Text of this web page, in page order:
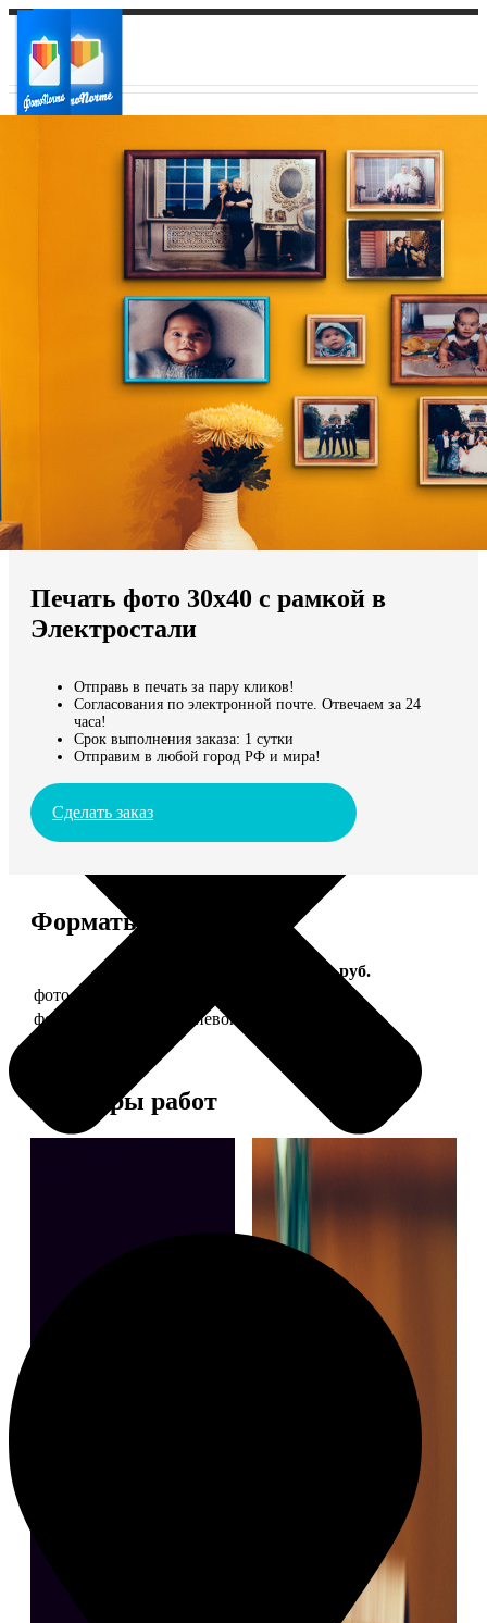
Ваш регион доставки
Выберите из списка:
Мы доставляем по всему миру
Продолжить без города
Печать фото 30х40 с рамкой в
Электростали
Отправь в печать за пару кликов!
Согласования по электронной почте. Отвечаем за 24
часа!
Срок выполнения заказа: 1 сутки
Отправим в любой город РФ и мира!
Сделать заказ
Форматы и цены
Цена, руб.
фото 30х40 в деревянной рамке
фото 30х40 в алюминиевой рамке
Примеры работ